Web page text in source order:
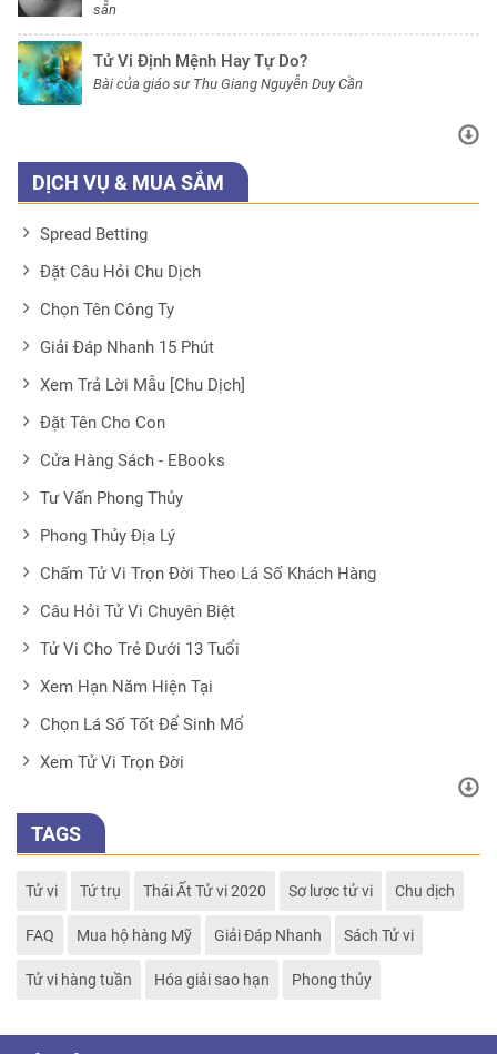
sẵn
Tử Vi Định Mệnh Hay Tự Do?
Bài của giáo sư Thu Giang Nguyễn Duy Cần
DỊCH VỤ & MUA SẮM
Spread Betting
Đặt Câu Hỏi Chu Dịch
Chọn Tên Công Ty
Giải Đáp Nhanh 15 Phút
Xem Trả Lời Mẫu [Chu Dịch]
Đặt Tên Cho Con
Cửa Hàng Sách - EBooks
Tư Vấn Phong Thủy
Phong Thủy Địa Lý
Chấm Tử Vi Trọn Đời Theo Lá Số Khách Hàng
Câu Hỏi Tử Vi Chuyên Biệt
Tử Vi Cho Trẻ Dưới 13 Tuổi
Xem Hạn Năm Hiện Tại
Chọn Lá Số Tốt Để Sinh Mổ
Xem Tử Vi Trọn Đời
TAGS
Tử vi Tứ trụ Thái Ất Tử vi 2020 Sơ lược tử vi Chu dịch
FAQ Mua hộ hàng Mỹ Giải Đáp Nhanh Sách Tử vi
Tử vi hàng tuần Hóa giải sao hạn Phong thủy